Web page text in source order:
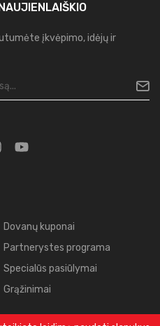
įkvėpimo, idėjų ir
Dovanų kuponai
Partnerystes programa
Specialūs pasiūlymai
Grąžinimai